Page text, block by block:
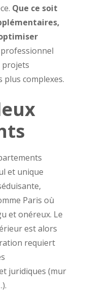
Que ce soit
professionnel
projets
plus complexes.
et unique
Paris où
et onéreux. Le
est alors
requiert
juridiques (mur